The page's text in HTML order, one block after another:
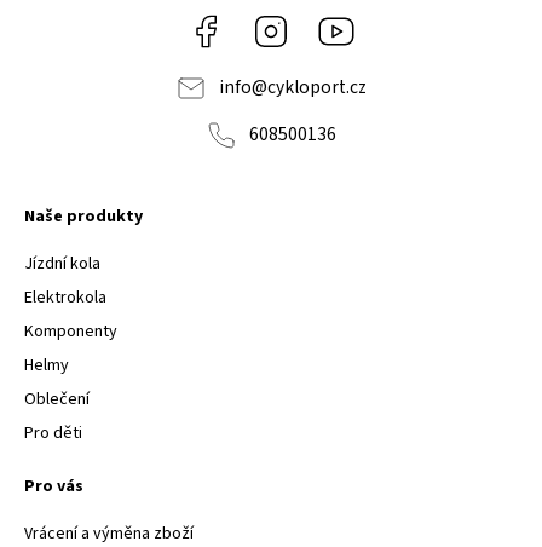
Facebook Instagram
info@cykloport.cz
608500136
Naše produkty
Jízdní kola
Elektrokola
Komponenty
Helmy
Oblečení
Pro děti
Pro vás
Vrácení a výměna zboží